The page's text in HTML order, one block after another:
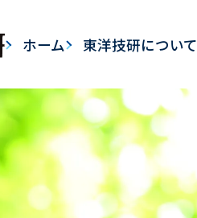
ホーム 東洋技研について